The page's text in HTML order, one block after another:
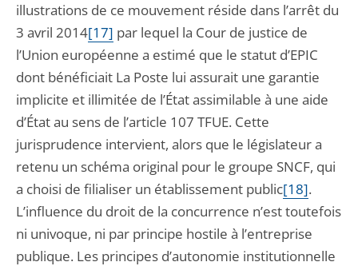
illustrations de ce mouvement réside dans l’arrêt du
3 avril 2014[17] par lequel la Cour de justice de
l’Union européenne a estimé que le statut d’EPIC
dont bénéficiait La Poste lui assurait une garantie
implicite et illimitée de l’État assimilable à une aide
d’État au sens de l’article 107 TFUE. Cette
jurisprudence intervient, alors que le législateur a
retenu un schéma original pour le groupe SNCF, qui
a choisi de filialiser un établissement public[18].
L’influence du droit de la concurrence n’est toutefois
ni univoque, ni par principe hostile à l’entreprise
publique. Les principes d’autonomie institutionnelle